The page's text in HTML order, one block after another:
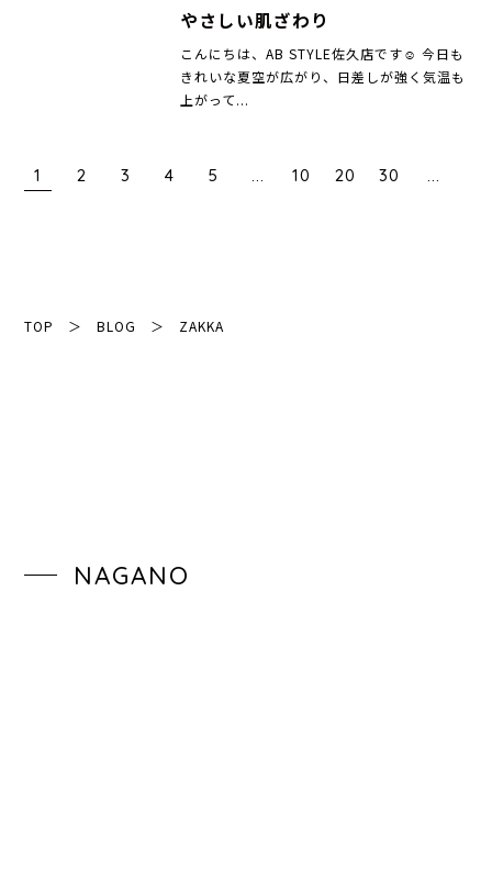
やさしい肌ざわり
こんにちは、AB STYLE佐久店です☺︎ 今日も
きれいな夏空が広がり、日差しが強く気温も
上がって...
1 2 3 4 5 10 20 30
TOP ＞BLOG ＞ ZAKKA
NAGANO